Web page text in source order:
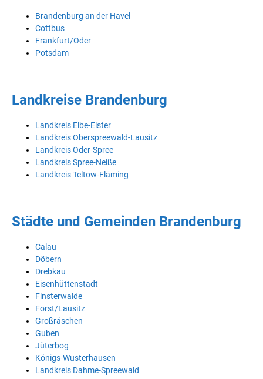
Brandenburg an der Havel
Cottbus
Frankfurt/Oder
Potsdam
Landkreise Brandenburg
Landkreis Elbe-Elster
Landkreis Oberspreewald-Lausitz
Landkreis Oder-Spree
Landkreis Spree-Neiße
Landkreis Teltow-Fläming
Städte und Gemeinden Brandenburg
Calau
Döbern
Drebkau
Eisenhüttenstadt
Finsterwalde
Forst/Lausitz
Großräschen
Guben
Jüterbog
Königs-Wusterhausen
Landkreis Dahme-Spreewald